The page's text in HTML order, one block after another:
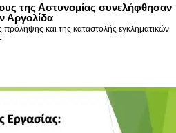
της Αστυνομίας συνελήφθησαν
Αργολίδα
πρόληψης και της καταστολής εγκληματικών